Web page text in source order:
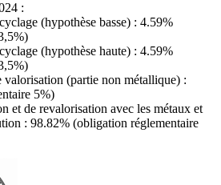
:
(hypothèse basse) : 4.59%
(hypothèse haute) : 4.59%
valorisation (partie non métallique) :
5%)
et de revalorisation avec les métaux et
: 98.82% (obligation réglementaire